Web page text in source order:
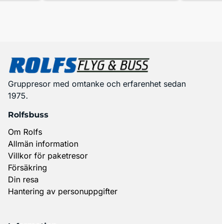
Gruppresor med omtanke och erfarenhet sedan
1975.
Rolfsbuss
Om Rolfs
Allmän information
Villkor för paketresor
Försäkring
Din resa
Hantering av personuppgifter